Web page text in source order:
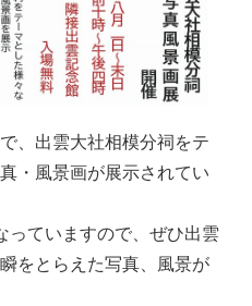
、出雲大社相模分祠をテ
・風景画が展示されてい
っていますので、ぜひ出雲
をとらえた写真、風景が